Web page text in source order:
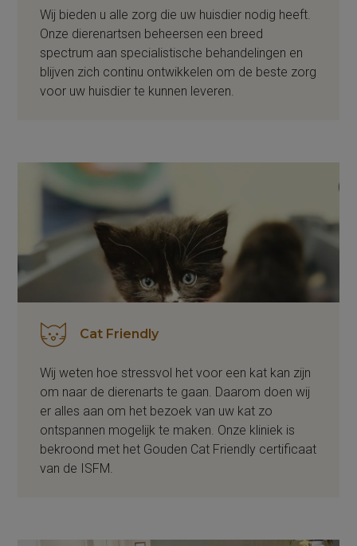
Wij bieden u alle zorg die uw huisdier nodig heeft.
Onze dierenartsen beheersen een breed
spectrum aan specialistische behandelingen en
blijven zich continu ontwikkelen om de beste zorg
voor uw huisdier te kunnen leveren.
Cat Friendly
Wij weten hoe stressvol het voor een kat kan zijn
om naar de dierenarts te gaan. Daarom doen wij
er alles aan om het bezoek van uw kat zo
ontspannen mogelijk te maken. Onze kliniek is
bekroond met het Gouden Cat Friendly certificaat
van de ISFM.